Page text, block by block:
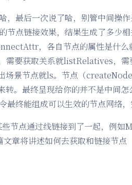
，最后一次说了哈，别管中间操
节点链接效果，结果生成了多少
，各自节点的属性是什
需要获取关系就listRelatives，
景节点就ls。节点（
转。最终呈现给你的并不是中间
最终能组成可以生效的节点网
节点通过线链接到了一起，例如
章将讲述如何去获取和链接节点